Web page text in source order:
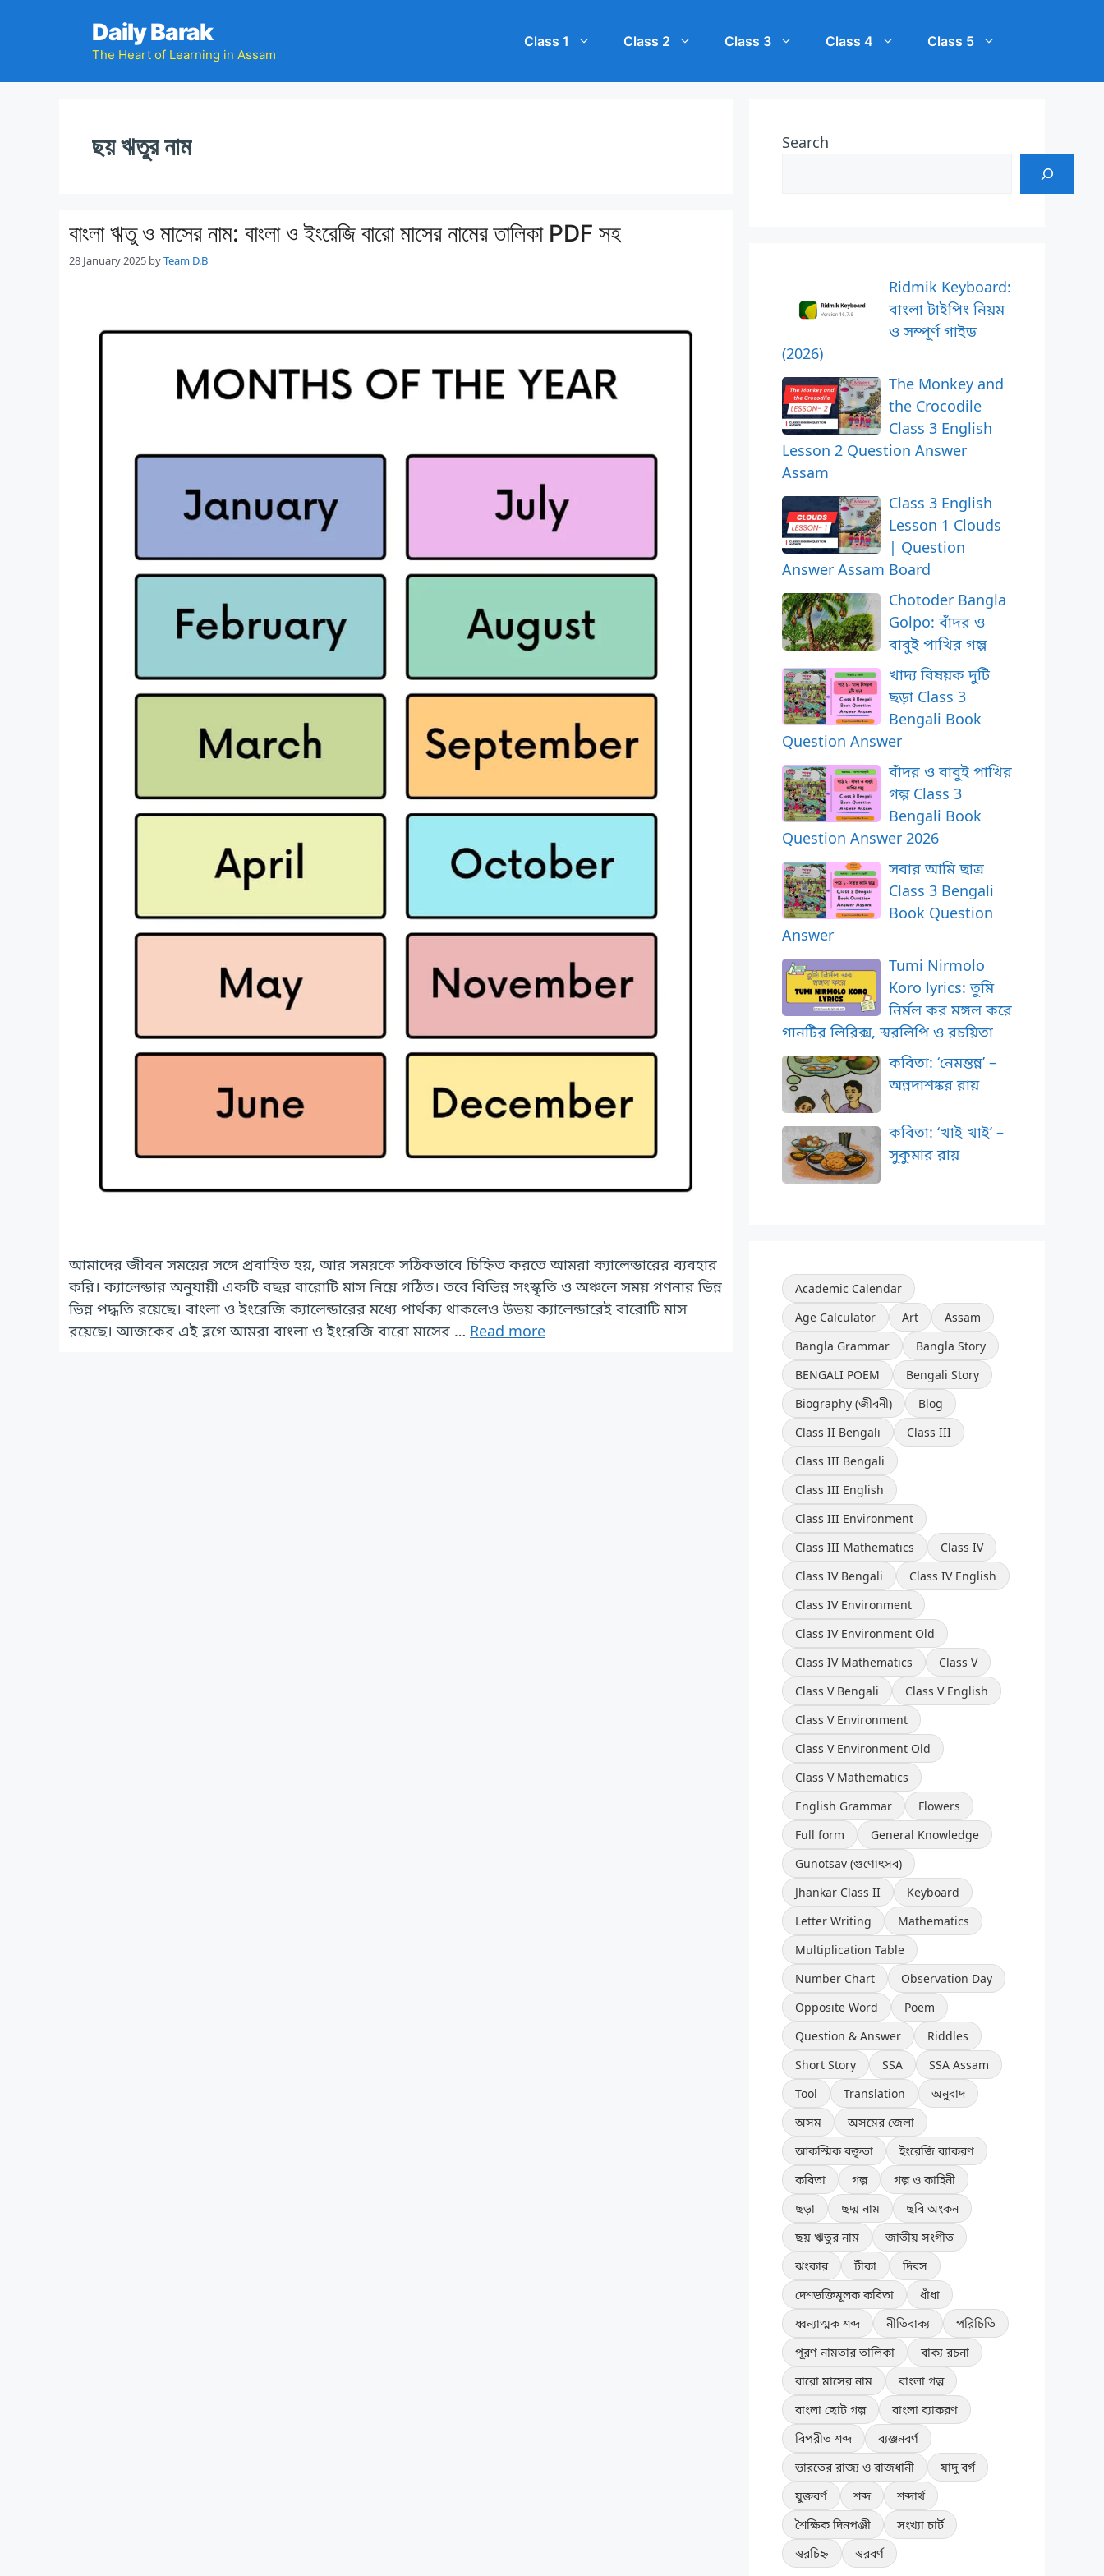
Daily Barak
The Heart of Learning in Assam
Class 1 Class 2 Class 3 Class 4 Class 5
ছয় ঋতুর নাম
বাংলা ঋতু ও মাসের নাম: বাংলা ও ইংরেজি বারো মাসের নামের তালিকা PDF সহ
28 January 2025 byTeam D.B
আমাদের জীবন সময়ের সঙ্গে প্রবাহিত হয়, আর সময়কে সঠিকভাবে চিহ্নিত করতে আমরা ক্যালেন্ডারের ব্যবহার
করি। ক্যালেন্ডার অনুযায়ী একটি বছর বারোটি মাস নিয়ে গঠিত। তবে বিভিন্ন সংস্কৃতি ও অঞ্চলে সময় গণনার ভিন্ন
ভিন্ন পদ্ধতি রয়েছে। বাংলা ও ইংরেজি ক্যালেন্ডারের মধ্যে পার্থক্য থাকলেও উভয় ক্যালেন্ডারেই বারোটি মাস
রয়েছে। আজকের এই ব্লগে আমরা বাংলা ও ইংরেজি বারো মাসের … Read more
Search
Ridmik Keyboard:
বাংলা টাইপিং নিয়ম
ও সম্পূর্ণ গাইড
(2026)
The Monkey and
the Crocodile
Class 3 English
Lesson 2 Question Answer
Assam
Class 3 English
Lesson 1 Clouds
| Question
Answer Assam Board
Chotoder Bangla
Golpo: বাঁদর ও
বাবুই পাখির গল্প
খাদ্য বিষয়ক দুটি
ছড়া Class 3
Bengali Book
Question Answer
বাঁদর ও বাবুই পাখির
গল্প Class 3
Bengali Book
Question Answer 2026
সবার আমি ছাত্র
Class 3 Bengali
Book Question
Answer
Tumi Nirmolo
Koro lyrics: তুমি
নির্মল কর মঙ্গল করে
গানটির লিরিক্স, স্বরলিপি ও রচয়িতা
কবিতা: ‘নেমন্তন্ন’ –
অন্নদাশঙ্কর রায়
কবিতা: ‘খাই খাই’ –
সুকুমার রায়
Academic Calendar
Age Calculator
Art
Assam
Bangla Grammar
Bangla Story
BENGALI POEM
Bengali Story
Biography (জীবনী)
Blog
Class II Bengali
Class III
Class III Bengali
Class III English
Class III Environment
Class III Mathematics
Class IV
Class IV Bengali
Class IV English
Class IV Environment
Class IV Environment Old
Class IV Mathematics
Class V
Class V Bengali
Class V English
Class V Environment
Class V Environment Old
Class V Mathematics
English Grammar
Flowers
Full form
General Knowledge
Gunotsav (গুণোৎসব)
Jhankar Class II
Keyboard
Letter Writing
Mathematics
Multiplication Table
Number Chart
Observation Day
Opposite Word
Poem
Question & Answer
Riddles
Short Story
SSA
SSA Assam
Tool
Translation
অনুবাদ
অসম
অসমের জেলা
আকস্মিক বক্তৃতা
ইংরেজি ব্যাকরণ
কবিতা
গল্প
গল্প ও কাহিনী
ছড়া
ছদ্ম নাম
ছবি অংকন
ছয় ঋতুর নাম
জাতীয় সংগীত
ঝংকার
টীকা
দিবস
দেশভক্তিমূলক কবিতা
ধাঁধা
ধ্বন্যাত্মক শব্দ
নীতিবাক্য
পরিচিতি
পূরণ নামতার তালিকা
বাক্য রচনা
বারো মাসের নাম
বাংলা গল্প
বাংলা ছোট গল্প
বাংলা ব্যাকরণ
বিপরীত শব্দ
ব্যঞ্জনবর্ণ
ভারতের রাজ্য ও রাজধানী
যাদু বর্গ
যুক্তবর্ণ
শব্দ
শব্দার্থ
শৈক্ষিক দিনপঞ্জী
সংখ্যা চার্ট
স্বরচিহ্ন
স্বরবর্ণ